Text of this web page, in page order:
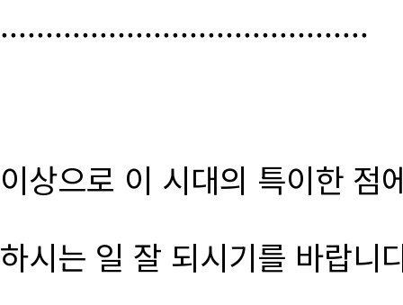
.........................................
이상으로 이 시대의 특이한 점
하시는 일 잘 되시기를 바랍니